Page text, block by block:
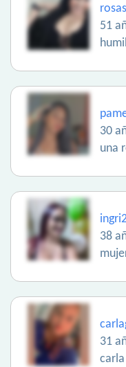
51
30
una
38
31
carla